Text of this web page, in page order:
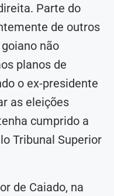
Parte do
de outros
não
planos de
o ex-presidente
as eleições
cumprido a
Tribunal Superior
de Caiado, na